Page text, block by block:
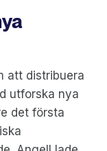
att distribuera
utforska nya
det första